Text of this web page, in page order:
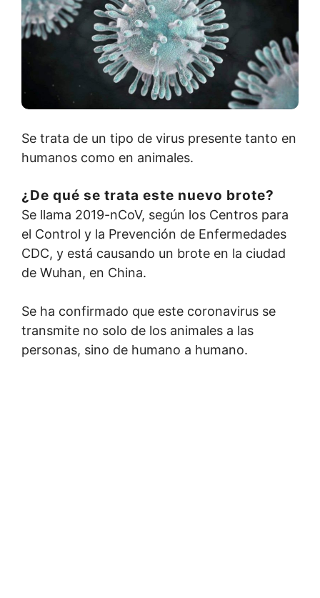
Se trata de un tipo de virus presente tanto en
humanos como en animales.
¿De qué se trata este nuevo brote?
Se llama 2019-nCoV, según los Centros para
el Control y la Prevención de Enfermedades
CDC, y está causando un brote en la ciudad
de Wuhan, en China.
Se ha confirmado que este coronavirus se
transmite no solo de los animales a las
personas, sino de humano a humano.